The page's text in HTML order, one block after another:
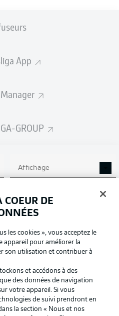
App
GROUP
Affichage
COEUR DE
les cookies », vous acceptez le
appareil pour améliorer la
son utilisation et contribuer à
et accédons à des
des données de navigation
votre appareil. Si vous
de suivi prendront en
la section « Nous et nos